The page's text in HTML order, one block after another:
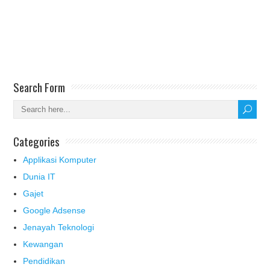
Search Form
Categories
Applikasi Komputer
Dunia IT
Gajet
Google Adsense
Jenayah Teknologi
Kewangan
Pendidikan